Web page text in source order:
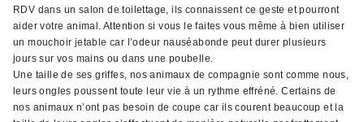
RDV dans un salon de toilettage, ils connaissent ce geste et pourront
aider votre animal. Attention si vous le faites vous même à bien utiliser
un mouchoir jetable car l’odeur nauséabonde peut durer plusieurs
jours sur vos mains ou dans une poubelle.
Une taille de ses griffes, nos animaux de compagnie sont comme nous,
leurs ongles poussent toute leur vie à un rythme effréné. Certains de
nos animaux n’ont pas besoin de coupe car ils courent beaucoup et la